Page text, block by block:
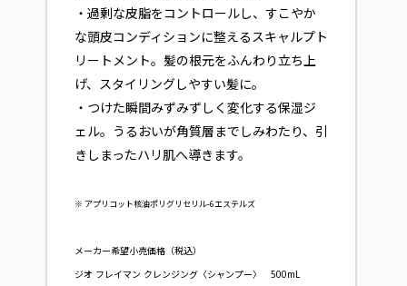
・過剰な皮脂をコントロールし、すこやか
な頭皮コンディションに整えるスキャルプト
リートメント。髪の根元をふんわり立ち上
げ、スタイリングしやすい髪に。
・つけた瞬間みずみずしく変化する保湿ジ
ェル。うるおいが角質層までしみわたり、引
きしまったハリ肌へ導きます。
※ アプリコット核油ポリグリセリル-6エステルズ
メーカー希望小売価格（税込）
ジオ フレイマン クレンジング〈シャンプー〉 500mL